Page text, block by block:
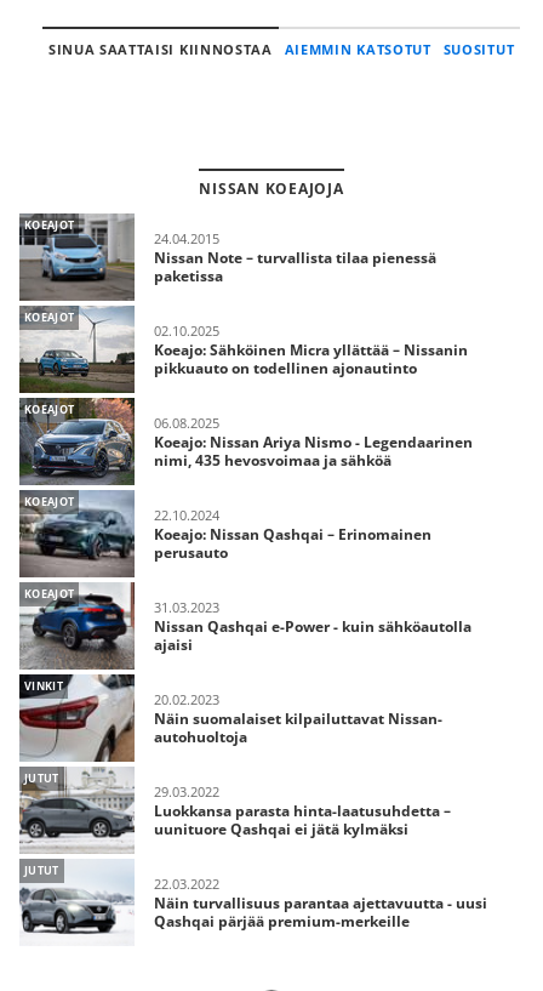
SINUA SAATTAISI KIINNOSTAA AIEMMIN KATSOTUT SUOSITUT
NISSAN KOEAJOJA
KOEAJOT
24.04.2015
Nissan Note – turvallista tilaa pienessä
paketissa
KOEAJOT
02.10.2025
Koeajo: Sähköinen Micra yllättää – Nissanin
pikkuauto on todellinen ajonautinto
KOEAJOT
06.08.2025
Koeajo: Nissan Ariya Nismo - Legendaarinen
nimi, 435 hevosvoimaa ja sähköä
KOEAJOT
22.10.2024
Koeajo: Nissan Qashqai – Erinomainen
perusauto
KOEAJOT
31.03.2023
Nissan Qashqai e-Power - kuin sähköautolla
ajaisi
VINKIT
20.02.2023
Näin suomalaiset kilpailuttavat Nissan-
autohuoltoja
JUTUT
29.03.2022
Luokkansa parasta hinta-laatusuhdetta –
uunituore Qashqai ei jätä kylmäksi
JUTUT
22.03.2022
Näin turvallisuus parantaa ajettavuutta - uusi
Qashqai pärjää premium-merkeille